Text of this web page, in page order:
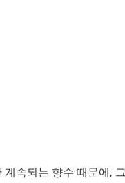
속되는 향수 때문에,